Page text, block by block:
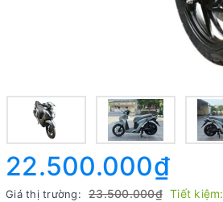
22.500.000₫
Giá thị trường: 23.500.000₫ Tiết kiệm: